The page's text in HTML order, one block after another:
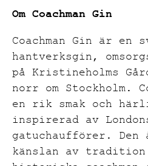
Om Coachman Gin
Coachman Gin är en
hantverksgin,
på Kristineholms
norr om Stockholm.
en rik smak och
inspirerad av
gatuchaufförer. Den
känslan av